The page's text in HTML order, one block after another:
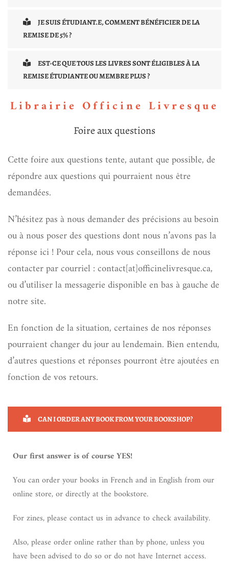
JE SUIS ÉTUDIANT.E, COMMENT BÉNÉFICIER DE LA
REMISE DE 5% ?
EST-CE QUE TOUS LES LIVRES SONT ÉLIGIBLES À LA
REMISE ÉTUDIANTE OU MEMBRE PLUS ?
Librairie Officine Livresque
Foire aux questions
Cette foire aux questions tente, autant que possible, de
répondre aux questions qui pourraient nous être
demandées.
N’hésitez pas à nous demander des précisions au besoin
ou à nous poser des questions dont nous n’avons pas la
réponse ici ! Pour cela, nous vous conseillons de nous
contacter par courriel : contact[at]officinelivresque.ca,
ou d’utiliser la messagerie disponible en bas à gauche de
notre site.
En fonction de la situation, certaines de nos réponses
pourraient changer du jour au lendemain. Bien entendu,
d’autres questions et réponses pourront être ajoutées en
fonction de vos retours.
CAN I ORDER ANY BOOK FROM YOUR BOOKSHOP?
Our first answer is of course YES!
You can order your books in French and in English from our
online store, or directly at the bookstore.
For zines, please contact us in advance to check availability.
Also, please order online rather than by phone, unless you
have been advised to do so or do not have Internet access.